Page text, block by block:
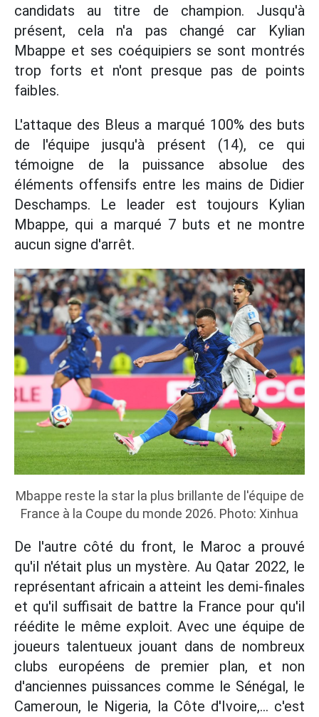
candidats au titre de champion. Jusqu'à
présent, cela n'a pas changé car Kylian
Mbappe et ses coéquipiers se sont montrés
trop forts et n'ont presque pas de points
faibles.
L'attaque des Bleus a marqué 100% des buts
de l'équipe jusqu'à présent (14), ce qui
témoigne de la puissance absolue des
éléments offensifs entre les mains de Didier
Deschamps. Le leader est toujours Kylian
Mbappe, qui a marqué 7 buts et ne montre
aucun signe d'arrêt.
Mbappe reste la star la plus brillante de l'équipe de
France à la Coupe du monde 2026. Photo: Xinhua
De l'autre côté du front, le Maroc a prouvé
qu'il n'était plus un mystère. Au Qatar 2022, le
représentant africain a atteint les demi-finales
et qu'il suffisait de battre la France pour qu'il
réédite le même exploit. Avec une équipe de
joueurs talentueux jouant dans de nombreux
clubs européens de premier plan, et non
d'anciennes puissances comme le Sénégal, le
Cameroun, le Nigeria, la Côte d'Ivoire,... c'est